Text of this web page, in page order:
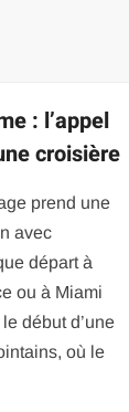
: l’appel
croisière
prend une
avec
départ à
ou à Miami
début d’une
où le